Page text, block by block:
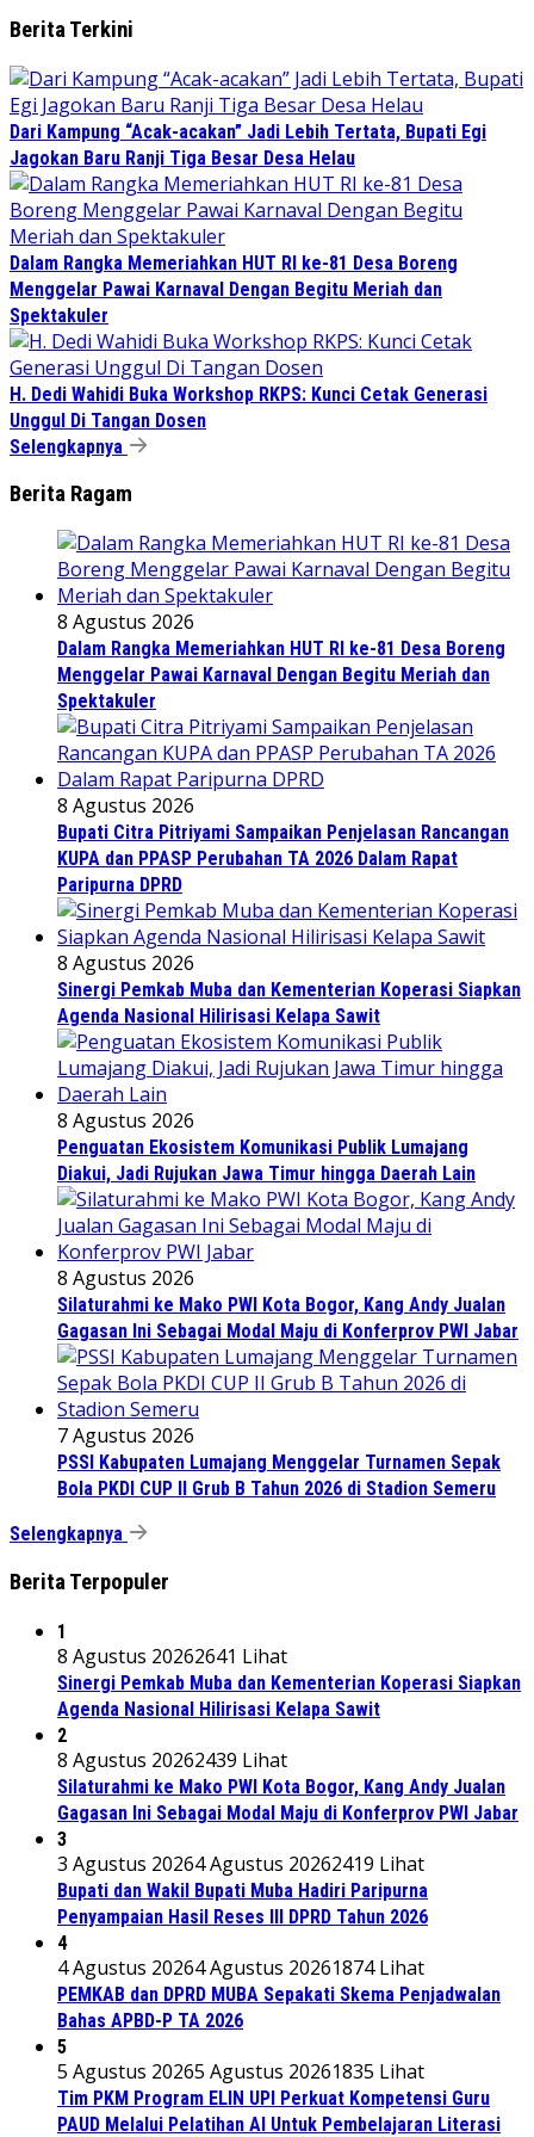
Berita Terkini
Dari Kampung “Acak-acakan” Jadi Lebih Tertata, Bupati Egi
Jagokan Baru Ranji Tiga Besar Desa Helau
Dalam Rangka Memeriahkan HUT RI ke-81 Desa Boreng
Menggelar Pawai Karnaval Dengan Begitu Meriah dan
Spektakuler
H. Dedi Wahidi Buka Workshop RKPS: Kunci Cetak Generasi
Unggul Di Tangan Dosen
Selengkapnya
Berita Ragam
8 Agustus 2026
Dalam Rangka Memeriahkan HUT RI ke-81 Desa Boreng
Menggelar Pawai Karnaval Dengan Begitu Meriah dan
Spektakuler
8 Agustus 2026
Bupati Citra Pitriyami Sampaikan Penjelasan Rancangan
KUPA dan PPASP Perubahan TA 2026 Dalam Rapat
Paripurna DPRD
8 Agustus 2026
Sinergi Pemkab Muba dan Kementerian Koperasi Siapkan
Agenda Nasional Hilirisasi Kelapa Sawit
8 Agustus 2026
Penguatan Ekosistem Komunikasi Publik Lumajang
Diakui, Jadi Rujukan Jawa Timur hingga Daerah Lain
8 Agustus 2026
Silaturahmi ke Mako PWI Kota Bogor, Kang Andy Jualan
Gagasan Ini Sebagai Modal Maju di Konferprov PWI Jabar
7 Agustus 2026
PSSI Kabupaten Lumajang Menggelar Turnamen Sepak
Bola PKDI CUP II Grub B Tahun 2026 di Stadion Semeru
Selengkapnya
Berita Terpopuler
1
8 Agustus 20262641 Lihat
Sinergi Pemkab Muba dan Kementerian Koperasi Siapkan
Agenda Nasional Hilirisasi Kelapa Sawit
2
8 Agustus 20262439 Lihat
Silaturahmi ke Mako PWI Kota Bogor, Kang Andy Jualan
Gagasan Ini Sebagai Modal Maju di Konferprov PWI Jabar
3
3 Agustus 20264 Agustus 20262419 Lihat
Bupati dan Wakil Bupati Muba Hadiri Paripurna
Penyampaian Hasil Reses III DPRD Tahun 2026
4
4 Agustus 20264 Agustus 20261874 Lihat
PEMKAB dan DPRD MUBA Sepakati Skema Penjadwalan
Bahas APBD-P TA 2026
5
5 Agustus 20265 Agustus 20261835 Lihat
Tim PKM Program ELIN UPI Perkuat Kompetensi Guru
PAUD Melalui Pelatihan AI Untuk Pembelajaran Literasi